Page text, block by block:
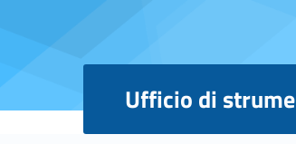
Ufficio di